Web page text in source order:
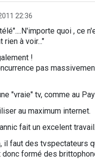
22:36
quoi , ce
rien à voir..."
!
pas
"vraie" tv, comme au
au maximum internet.
fait un excelent travail.
il faut des tvspectateurs
formé des